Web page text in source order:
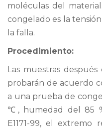
moléculas del
congelado es la
la falla.
Procedimiento:
Las muestras
probarán de acuerdo
a una prueba de
℃, humedad del 85
E1171-99, el